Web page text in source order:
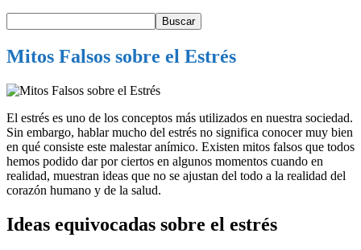
Mitos Falsos sobre el Estrés
El estrés es uno de los conceptos más utilizados en nuestra sociedad.
Sin embargo, hablar mucho del estrés no significa conocer muy bien
en qué consiste este malestar anímico. Existen mitos falsos que todos
hemos podido dar por ciertos en algunos momentos cuando en
realidad, muestran ideas que no se ajustan del todo a la realidad del
corazón humano y de la salud.
Ideas equivocadas sobre el estrés